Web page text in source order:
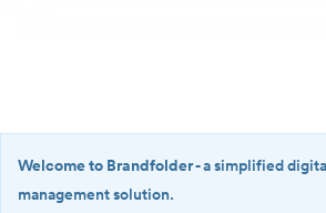
Welcome to Brandfolder- a simplified
management solution.